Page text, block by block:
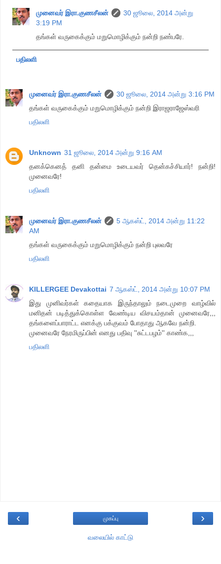
முனைவர் இரா.குணசீலன்
30 ஜூலை, 2014 அன்று
3:19 PM
தங்கள் வருகைக்கும் மறுமொழிக்கும் நன்றி நண்பரே.
பதிலளி
முனைவர் இரா.குணசீலன்
30 ஜூலை, 2014 அன்று 3:16 PM
தங்கள் வருகைக்கும் மறுமொழிக்கும் நன்றி இராஜராஜேஸ்வரி
பதிலளி
Unknown 31 ஜூலை, 2014 அன்று 9:16 AM
தனக்கெனத் தனி தன்மை உடையவர் தென்கச்சியார்! நன்றி!
முனைவரே!
பதிலளி
முனைவர் இரா.குணசீலன்
5 ஆகஸ்ட், 2014 அன்று 11:22
AM
தங்கள் வருகைக்கும் மறுமொழிக்கும் நன்றி புலவரே
பதிலளி
KILLERGEE Devakottai 7 ஆகஸ்ட், 2014 அன்று 10:07 PM
இது முனிவர்கள் கதையாக இருந்தாலும் நடைமுறை வாழ்வில்
மனிதன் படித்துக்கொள்ள வேண்டிய விசயம்தான் முனைவரே,,,
தங்களைப்பாராட்ட எனக்கு பக்குவம் போதாது ஆகவே நன்றி.
முனைவரே நேரமிருப்பின் எனது பதிவு ''சுட்டபழம்'' காண்க,,,
பதிலளி
‹ ›
முகப்பு
வலையில் காட்டு